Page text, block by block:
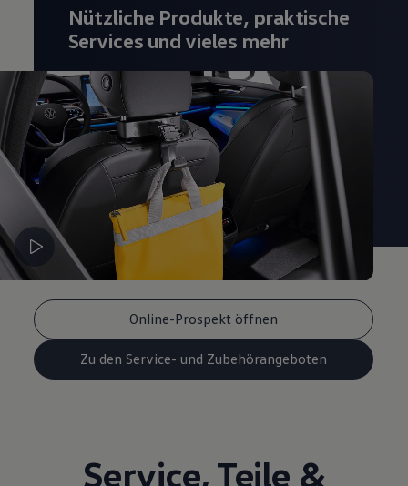
Online-Prospekt öffnen
Zu den Service- und Zubehörangeboten
Nützliche Produkte, praktische
Services und vieles mehr
Service, Teile &